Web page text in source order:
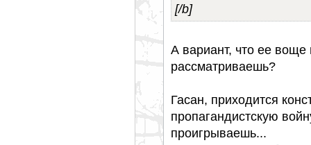
[/b]
А вариант, что ее
рассматриваешь?
Гасан, приходится
пропагандистскую
проигрываешь...